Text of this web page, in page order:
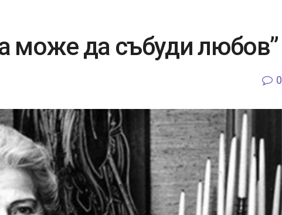
може да събуди любов”
0